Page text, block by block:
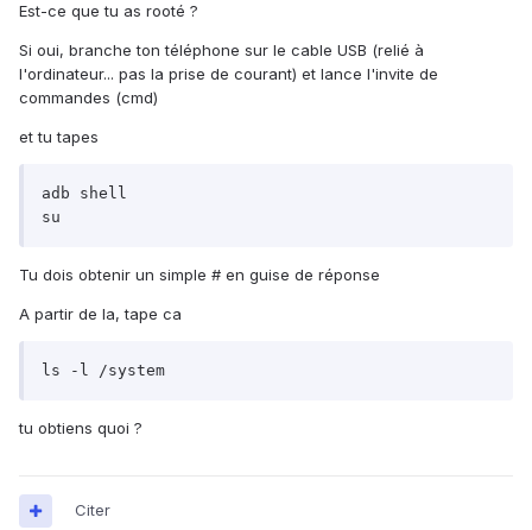
Est-ce que tu as rooté ?
Si oui, branche ton téléphone sur le cable USB (relié à
l'ordinateur... pas la prise de courant) et lance l'invite de
commandes (cmd)
et tu tapes
adb shell
su
Tu dois obtenir un simple # en guise de réponse
A partir de la, tape ca
ls -l /system
tu obtiens quoi ?
Citer